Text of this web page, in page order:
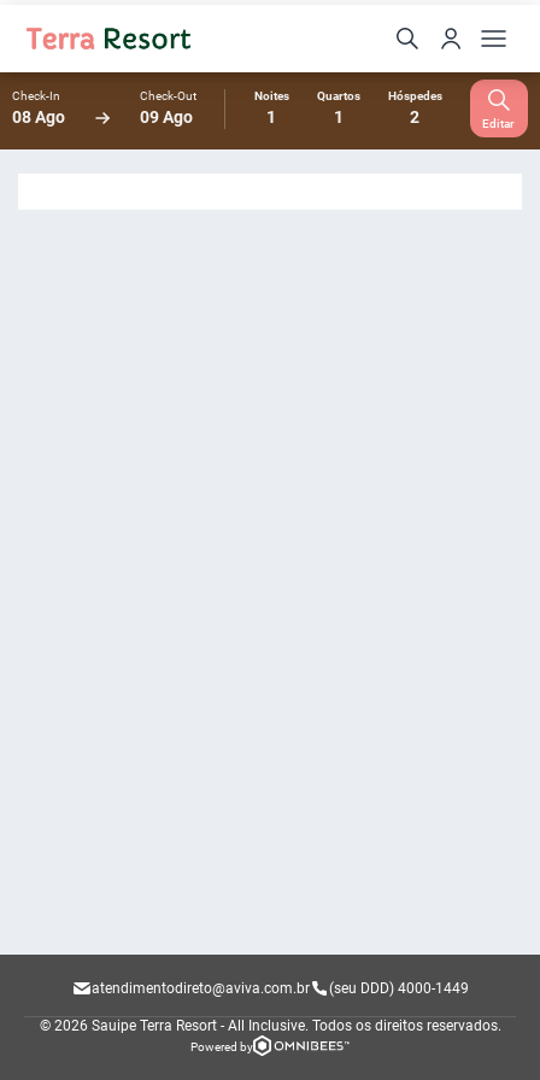
Check-In
08 Ago
Check-Out
09 Ago
Noites
1
Quartos
1
Hóspedes
2 Editar
atendimentodireto@aviva.com.br (seu DDD) 4000-1449
© 2026 Sauipe Terra Resort - All Inclusive. Todos os direitos reservados.
Powered by